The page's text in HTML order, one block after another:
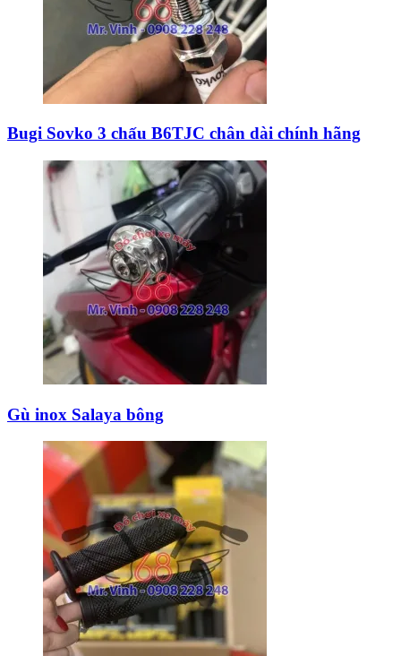
Bugi Sovko 3 chấu B6TJC chân dài chính hãng
Gù inox Salaya bông